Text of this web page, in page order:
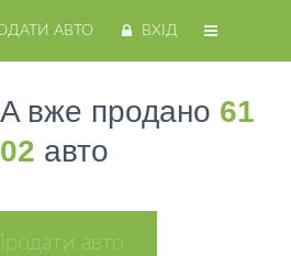
АВТО ВХІД
вже продано 61
авто
Продати авто